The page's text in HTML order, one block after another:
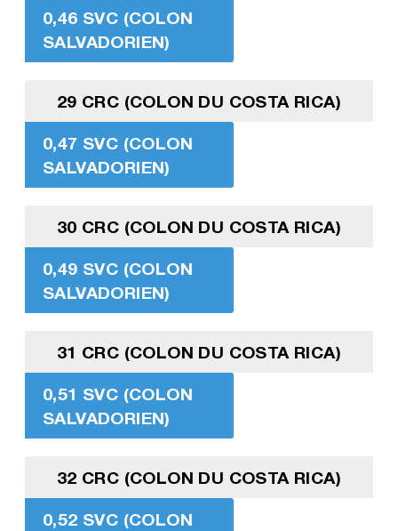
0,46 SVC (COLON
SALVADORIEN)
29 CRC (COLON DU COSTA RICA)
0,47 SVC (COLON
SALVADORIEN)
30 CRC (COLON DU COSTA RICA)
0,49 SVC (COLON
SALVADORIEN)
31 CRC (COLON DU COSTA RICA)
0,51 SVC (COLON
SALVADORIEN)
32 CRC (COLON DU COSTA RICA)
0,52 SVC (COLON